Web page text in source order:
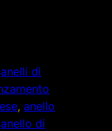
anelli di
, anello
anello di